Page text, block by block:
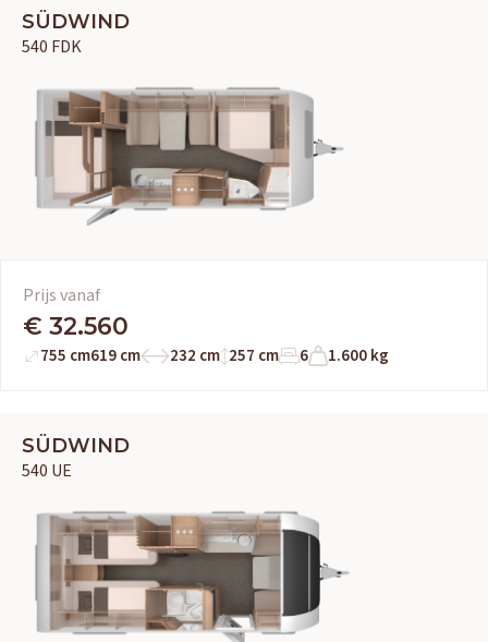
SÜDWIND
540 FDK
Prijs vanaf
€ 32.560
755 cm619 cm 232 cm 257 cm 6 1.600 kg
SÜDWIND
540 UE